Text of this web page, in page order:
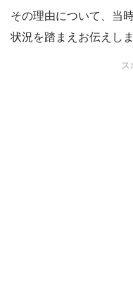
その理由について、当
状況を踏まえお伝えしま
ス